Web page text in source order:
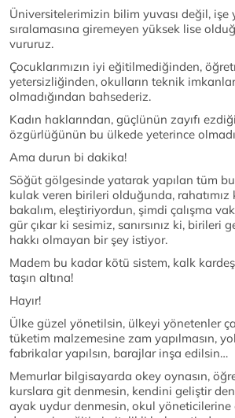
Üniversitelerimizin bilim yuvası değil, işe
sıralamasına giremeyen yüksek lise
vururuz.
Çocuklarımızın iyi eğitilmediğinden,
yetersizliğinden, okulların teknik
olmadığından bahsederiz.
Kadın haklarından, güçlünün zayıfı
özgürlüğünün bu ülkede yeterince
Ama durun bi dakika!
Söğüt gölgesinde yatarak yapılan tüm
kulak veren birileri olduğunda, rahatımız
bakalım, eleştiriyordun, şimdi çalışma
gür çıkar ki sesimiz, sanırsınız ki, birileri
hakkı olmayan bir şey istiyor.
Madem bu kadar kötü sistem, kalk
taşın altına!
Hayır!
Ülke güzel yönetilsin, ülkeyi yönetenler
tüketim malzemesine zam yapılmasın,
fabrikalar yapılsın, barajlar inşa edilsin…
Memurlar bilgisayarda okey oynasın,
kurslara git denmesin, kendini geliştir
ayak uydur denmesin, okul